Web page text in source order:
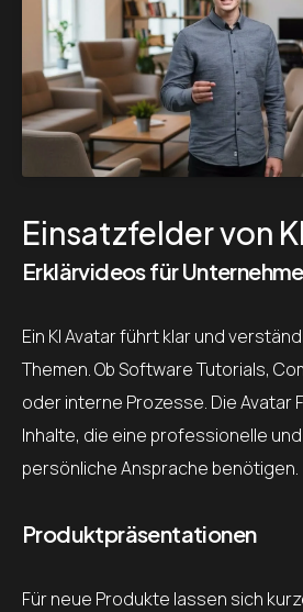
Einsatzfelder von
Erklärvideos für
Ein KI Avatar führt klar und
Themen. Ob Software Tutorials,
oder interne Prozesse. Die Avatar
Inhalte, die eine professionelle
persönliche Ansprache benötigen.
Produktpräsentationen
Für neue Produkte lassen sich